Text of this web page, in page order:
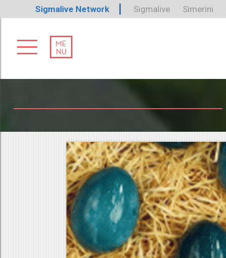
Sigmalive Network Sigmalive Simerini
ME
NU